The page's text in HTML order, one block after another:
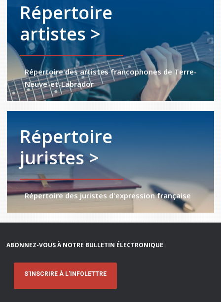
Répertoire
artistes >
Répertoire des artistes francophones de Terre-
Neuve-et-Labrador
Répertoire
juristes >
Répertoire des juristes d'expression française
ABONNEZ-VOUS À NOTRE BULLETIN ÉLECTRONIQUE
S'INSCRIRE À L'INFOLETTRE